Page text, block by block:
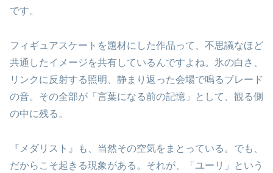
です。
フィギュアスケートを題材にした作品って、不思議なほど
共通したイメージを共有しているんですよね。氷の白さ、
リンクに反射する照明、静まり返った会場で鳴るブレード
の音。その全部が「言葉になる前の記憶」として、観る側
の中に残る。
『メダリスト』も、当然その空気をまとっている。でも、
だからこそ起きる現象がある。それが、「ユーリ」という